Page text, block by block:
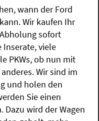
wann der Ford
Wir kaufen Ihr
sofort
Inserate, viele
PKWs, ob nun mit
Wir sind im
und holen den
Sie einen
Dazu wird der Wagen